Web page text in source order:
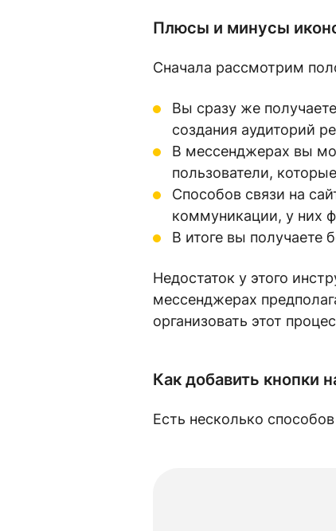
Плюсы и минусы
Сначала рассмотрим
Вы сразу же
создания аудиторий
В мессенджерах вы
пользователи,
Способов связи на
коммуникации, у них
В итоге вы
Недостаток у этого
мессенджерах
организовать этот
Как добавить кнопки
Есть несколько